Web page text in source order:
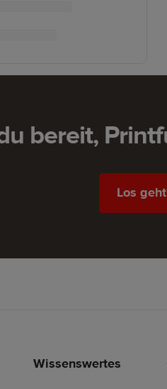
bereit,
Los
Wissenswertes